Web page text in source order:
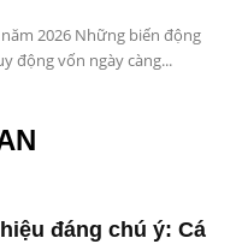
2026 Những biến động
động vốn ngày càng...
đáng chú ý: Cá